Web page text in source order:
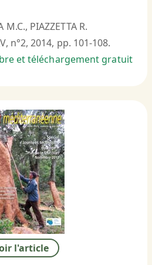
PIAZZETTA R.
n°2, 2014, pp. 101-108.
et téléchargement gratuit
l'article